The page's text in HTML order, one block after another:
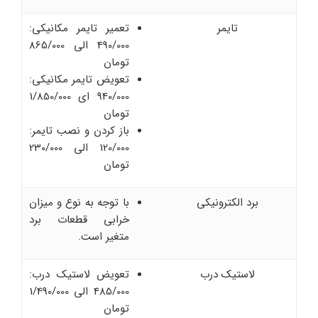
تایمر
تعمیر تایمر مکانیکی:
490/000 الی 865/000
تومان
تعویض تایمر مکانیکی:
940/000 ای 1/850/000
تومان
باز کردن و نصب تایمر:
120/000 الی 230/000
تومان
برد الکترونیکی
با توجه به نوع و میزان
خرابی قطعات برد
متغیر است.
لاستیک درب
تعویض لاستیک درب:
485/000 الی 1/490/000
تومان